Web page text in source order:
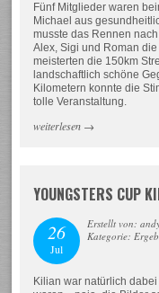
Fünf Mitglieder waren
Michael aus
musste das Rennen
Alex, Sigi und Roman
meisterten die 150km
landschaftlich schöne
Kilometern konnte die
tolle Veranstaltung.
weiterlesen →
YOUNGSTERS CUP
26
Jul
Erstellt von:
Kategorie:
Kilian war natürlich